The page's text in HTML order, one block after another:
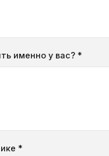
именно у вас? *
*